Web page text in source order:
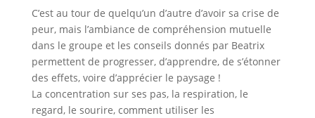
C’est au tour de quelqu’un d’autre d’avoir sa crise de
peur, mais l’ambiance de compréhension mutuelle
dans le groupe et les conseils donnés par Beatrix
permettent de progresser, d’apprendre, de s’étonner
des effets, voire d’apprécier le paysage !
La concentration sur ses pas, la respiration, le
regard, le sourire, comment utiliser les